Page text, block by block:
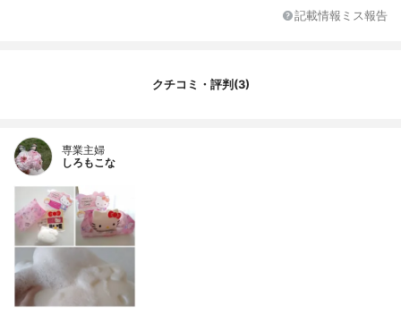
記載情報ミス報告
クチコミ・評判(3)
専業主婦
しろもこな